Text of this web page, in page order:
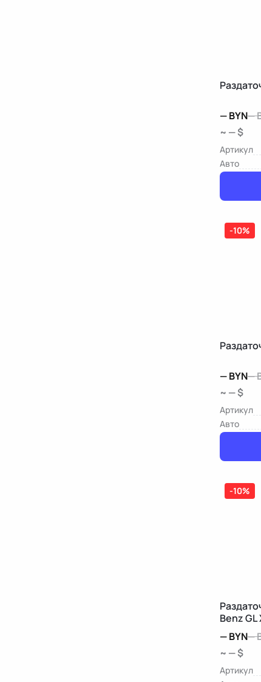
—BYN—
~ — $
Артикул
Авто
-10%
—BYN—
~ — $
Артикул
Авто
-10%
Benz GL
—BYN—
~ — $
Артикул